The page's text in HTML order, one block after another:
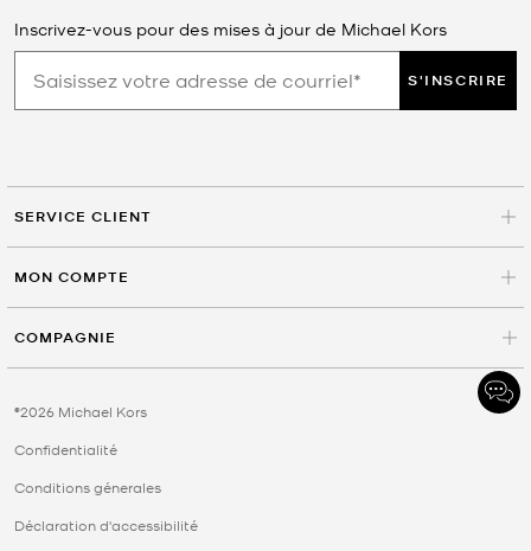
Inscrivez-vous pour des mises à jour de Michael Kors
S'INSCRIRE
SERVICE CLIENT
MON COMPTE
COMPAGNIE
©2026 Michael Kors
Confidentialité
Conditions génerales
Déclaration d'accessibilité